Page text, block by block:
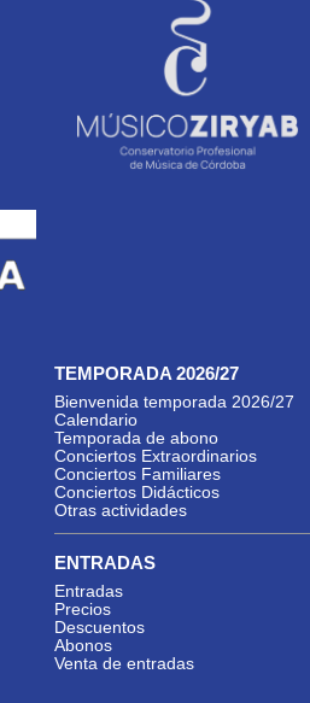
TEMPORADA 2026/27
Bienvenida temporada 2026/27
Calendario
Temporada de abono
Conciertos Extraordinarios
Conciertos Familiares
Conciertos Didácticos
Otras actividades
ENTRADAS
Entradas
Precios
Descuentos
Abonos
Venta de entradas